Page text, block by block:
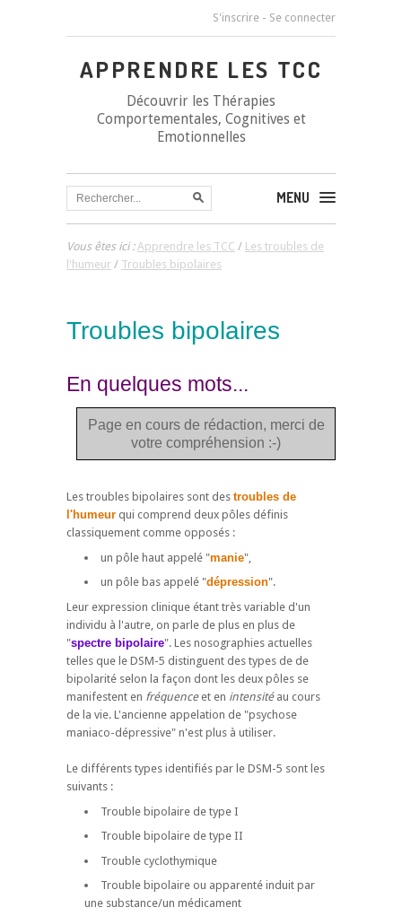
S'inscrire - Se connecter
APPRENDRE LES TCC
Découvrir les Thérapies
Comportementales, Cognitives et
Emotionnelles
MENU
Vous êtes ici :Apprendre les TCC / Les troubles de
l'humeur / Troubles bipolaires
Troubles bipolaires
En quelques mots...
Page en cours de rédaction, merci de
votre compréhension :-)
Les troubles bipolaires sont des troubles de
l'humeur qui comprend deux pôles définis
classiquement comme opposés :
un pôle haut appelé "manie",
un pôle bas appelé "dépression".
Leur expression clinique étant très variable d'un
individu à l'autre, on parle de plus en plus de
"spectre bipolaire". Les nosographies actuelles
telles que le DSM-5 distinguent des types de de
bipolarité selon la façon dont les deux pôles se
manifestent en fréquenceet en intensitéau cours
de la vie. L'ancienne appelation de "psychose
maniaco-dépressive" n'est plus à utiliser.
Le différents types identifiés par le DSM-5 sont les
suivants :
Trouble bipolaire de type I
Trouble bipolaire de type II
Trouble cyclothymique
Trouble bipolaire ou apparenté induit par
une substance/un médicament